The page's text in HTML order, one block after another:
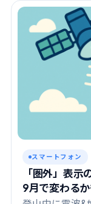
スマートフォン
「圏外」表示
9月で変わる